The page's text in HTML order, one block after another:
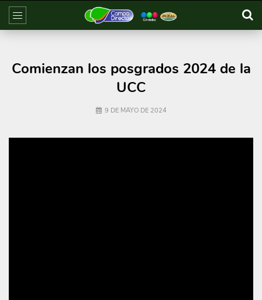
Comienzan los posgrados 2024 de la
UCC
9 DE MAYO DE 2024